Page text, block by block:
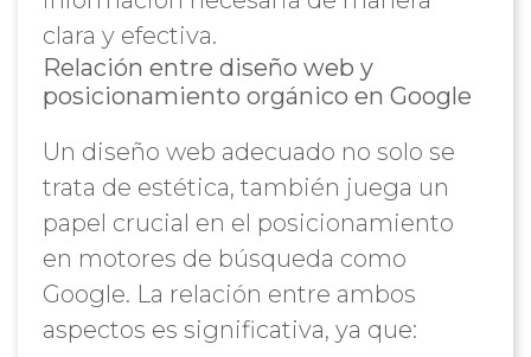
clara y efectiva.
Relación entre diseño web y
posicionamiento orgánico en Google
Un diseño web adecuado no solo se
trata de estética, también juega un
papel crucial en el posicionamiento
en motores de búsqueda como
Google. La relación entre ambos
aspectos es significativa, ya que: